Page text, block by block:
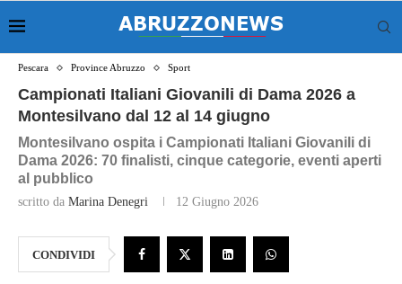
Pescara Province Abruzzo Sport
Campionati Italiani Giovanili di Dama 2026 a
Montesilvano dal 12 al 14 giugno
Montesilvano ospita i Campionati Italiani Giovanili di
Dama 2026: 70 finalisti, cinque categorie, eventi aperti
al pubblico
scritto da Marina Denegri 12 Giugno 2026
CONDIVIDI